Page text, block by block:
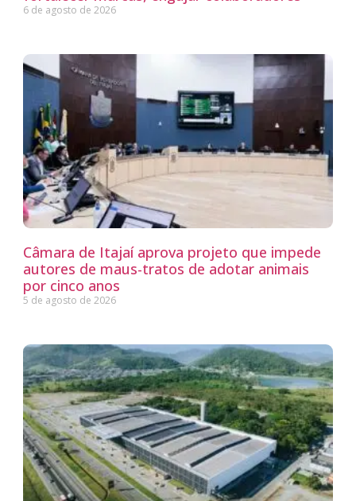
6 de agosto de 2026
Câmara de Itajaí aprova projeto que impede
autores de maus-tratos de adotar animais
por cinco anos
5 de agosto de 2026